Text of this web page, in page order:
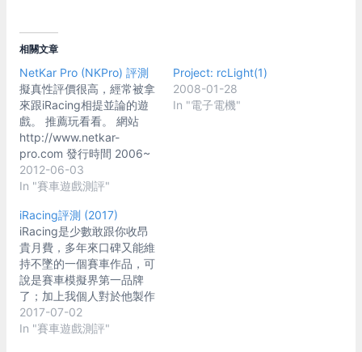
相關文章
NetKar Pro (NKPro) 評測
擬真性評價很高，經常被拿
來跟iRacing相提並論的遊
戲。 推薦玩看看。 網站
http://www.netkar-
pro.com 發行時間 2006~
現在(2012)，持續更新中。
車種 真實授權車種，但目
open wheel。 房車應該只
有Abarth 500 Assetto
Corse(即Fait 500)和
Vintage GT(muscle car)這
兩台。 據說全部都以實車
遙測確保動態的真實性。
賽道 真實/虛構賽道都有，
真實約佔1/2強。目前約接
2012-06-03
In "賽車遊戲測評"
Project: rcLight(1)
2008-01-28
In "電子電機"
iRacing評測 (2017)
iRacing是少數敢跟你收昂
貴月費，多年來口碑又能維
持不墜的一個賽車作品，可
說是賽車模擬界第一品牌
了；加上我個人對於他製作
團隊前身Papyrus這家公司
的景仰，就算月費制玩不
2017-07-02
In "賽車遊戲測評"